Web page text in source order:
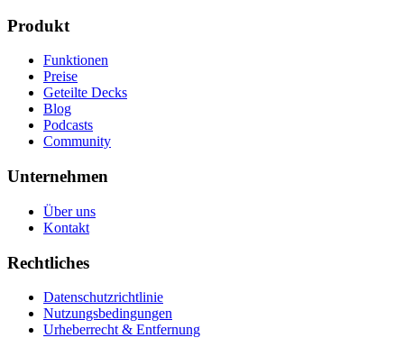
Produkt
Funktionen
Preise
Geteilte Decks
Blog
Podcasts
Community
Unternehmen
Über uns
Kontakt
Rechtliches
Datenschutzrichtlinie
Nutzungsbedingungen
Urheberrecht & Entfernung